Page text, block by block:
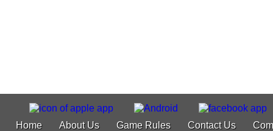
Home About Us Game Rules Contact Us